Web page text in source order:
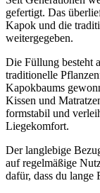
gefertigt. Das
Kapok und die
weitergegeben.
Die Füllung besteht
traditionelle
Kapokbaums
Kissen und
formstabil und
Liegekomfort.
Der langlebige
auf regelmäßige
dafür, dass du lange